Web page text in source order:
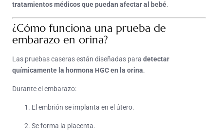
tratamientos médicos que puedan afectar al bebé.
¿Cómo funciona una prueba de
embarazo en orina?
Las pruebas caseras están diseñadas para detectar
químicamente la hormona HGC en la orina.
Durante el embarazo:
El embrión se implanta en el útero.
Se forma la placenta.